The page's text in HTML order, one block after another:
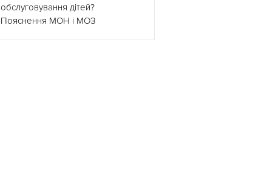
обслуговування дітей?
Пояснення МОН і МОЗ